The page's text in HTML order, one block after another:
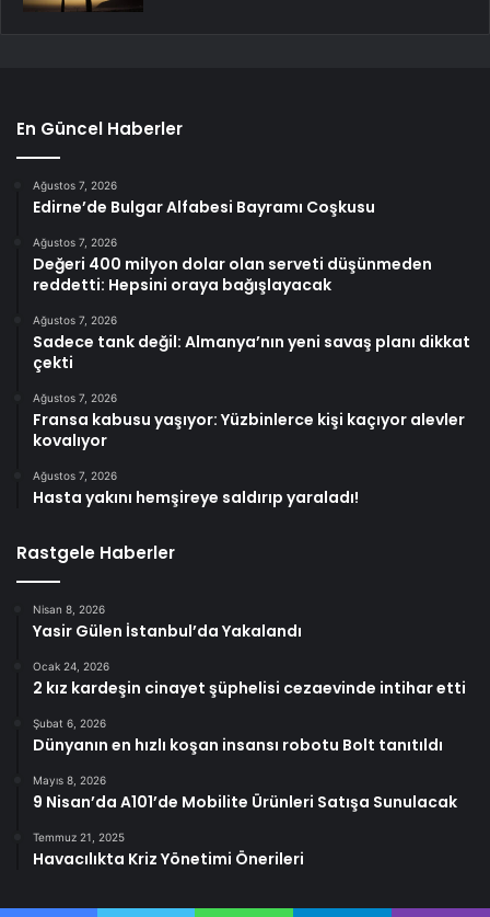
En Güncel Haberler
Ağustos 7, 2026
Edirne’de Bulgar Alfabesi Bayramı Coşkusu
Ağustos 7, 2026
Değeri 400 milyon dolar olan serveti düşünmeden
reddetti: Hepsini oraya bağışlayacak
Ağustos 7, 2026
Sadece tank değil: Almanya’nın yeni savaş planı dikkat
çekti
Ağustos 7, 2026
Fransa kabusu yaşıyor: Yüzbinlerce kişi kaçıyor alevler
kovalıyor
Ağustos 7, 2026
Hasta yakını hemşireye saldırıp yaraladı!
Rastgele Haberler
Nisan 8, 2026
Yasir Gülen İstanbul’da Yakalandı
Ocak 24, 2026
2 kız kardeşin cinayet şüphelisi cezaevinde intihar etti
Şubat 6, 2026
Dünyanın en hızlı koşan insansı robotu Bolt tanıtıldı
Mayıs 8, 2026
9 Nisan’da A101’de Mobilite Ürünleri Satışa Sunulacak
Temmuz 21, 2025
Havacılıkta Kriz Yönetimi Önerileri